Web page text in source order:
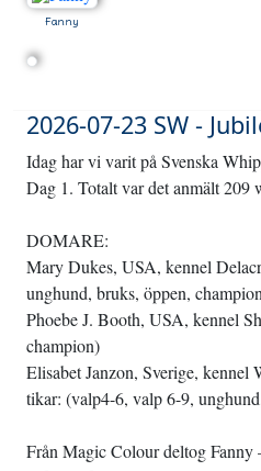
Fanny
2026-07-23 SW -
Idag har vi varit på Svenska
Dag 1. Totalt var det anmält 209
DOMARE:
Mary Dukes, USA, kennel
unghund, bruks, öppen,
Phoebe J. Booth, USA, kennel
champion)
Elisabet Janzon, Sverige, kennel
tikar: (valp4-6, valp 6-9,
Från Magic Colour deltog